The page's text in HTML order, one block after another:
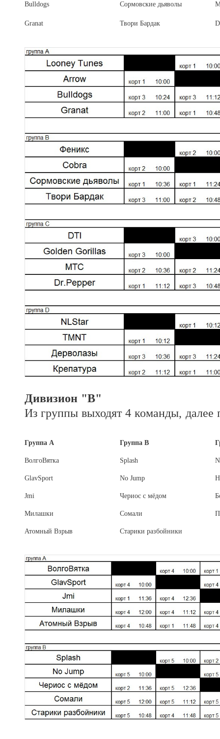
Bulldogs Сормовские дьяволы
Granat Твори Бардак
Дивизион "В"
Из группы выходят 4 команды, далее
Группа А Группа B
ВолгоВятка Splash
GlavSport No Jump
Jmi Чериос с мёдом
Милашки Сомали
Атомный Взрыв Старики разбойники